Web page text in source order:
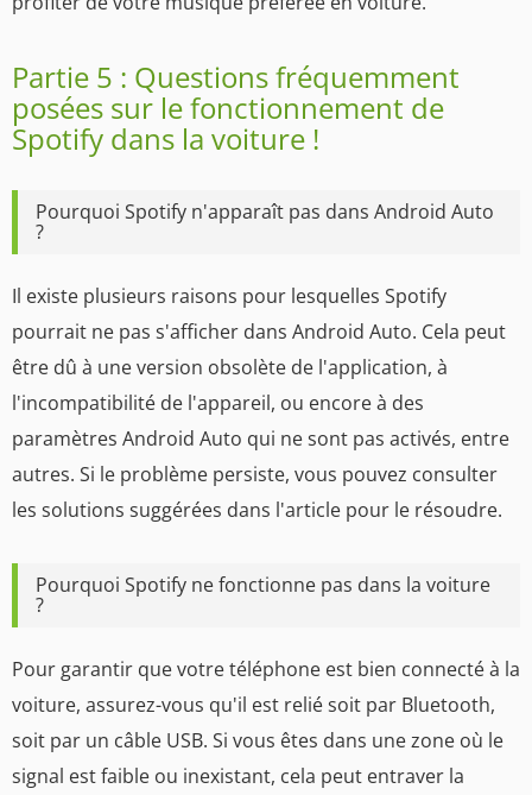
Partie 5 : Questions fréquemment
posées sur le fonctionnement de
Spotify dans la voiture !
Pourquoi Spotify n'apparaît pas dans Android Auto
?
Il existe plusieurs raisons pour lesquelles Spotify
pourrait ne pas s'afficher dans Android Auto. Cela peut
être dû à une version obsolète de l'application, à
l'incompatibilité de l'appareil, ou encore à des
paramètres Android Auto qui ne sont pas activés, entre
autres. Si le problème persiste, vous pouvez consulter
les solutions suggérées dans l'article pour le résoudre.
Pourquoi Spotify ne fonctionne pas dans la voiture
?
Pour garantir que votre téléphone est bien connecté à la
voiture, assurez-vous qu'il est relié soit par Bluetooth,
soit par un câble USB. Si vous êtes dans une zone où le
signal est faible ou inexistant, cela peut entraver la